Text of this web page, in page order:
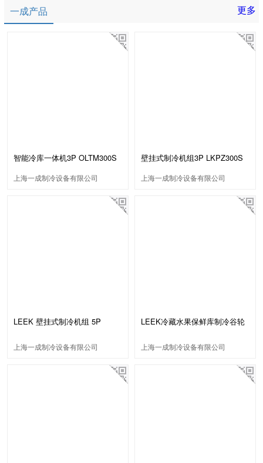
一成产品 更多
智能冷库一体机3P OLTM300S
上海一成制冷设备有限公司
壁挂式制冷机组3P LKPZ300S
上海一成制冷设备有限公司
LEEK 壁挂式制冷机组 5P
上海一成制冷设备有限公司
LEEK冷藏水果保鲜库制冷谷轮
上海一成制冷设备有限公司